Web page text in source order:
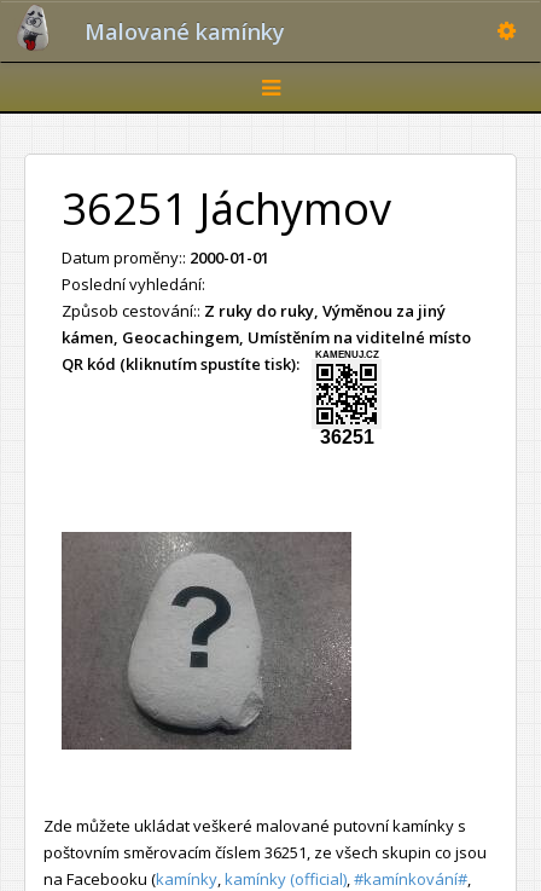
Malované kamínky
Toggle
navigation
36251 Jáchymov
Datum proměny:: 2000-01-01
Poslední vyhledání:
Způsob cestování:: Z ruky do ruky, Výměnou za jiný
kámen, Geocachingem, Umístěním na viditelné místo
QR kód (kliknutím spustíte tisk):
KAMENUJ.CZ
36251
Zde můžete ukládat veškeré malované putovní kamínky s
poštovním směrovacím číslem 36251, ze všech skupin co jsou
na Facebooku (kamínky kamínky (official) #kamínkování#